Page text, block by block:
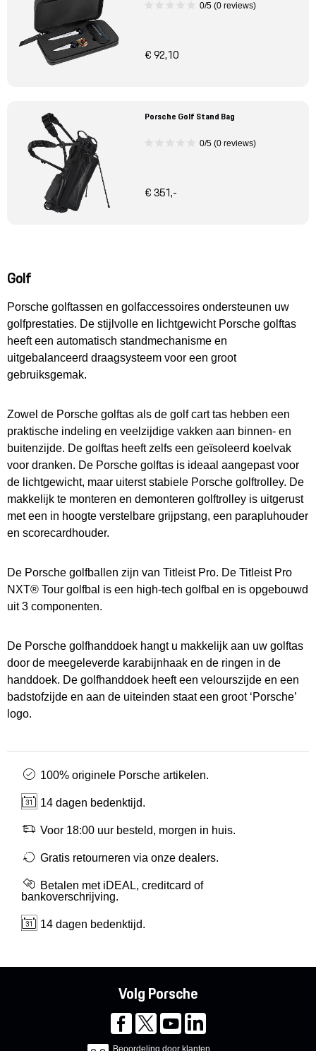
0/5 (0 reviews)
€ 92,10
Porsche Golf Stand Bag
0/5 (0 reviews)
€ 351,-
Golf
Porsche golftassen en golfaccessoires ondersteunen uw
golfprestaties. De stijlvolle en lichtgewicht Porsche golftas
heeft een automatisch standmechanisme en
uitgebalanceerd draagsysteem voor een groot
gebruiksgemak.
Zowel de Porsche golftas als de golf cart tas hebben een
praktische indeling en veelzijdige vakken aan binnen- en
buitenzijde. De golftas heeft zelfs een geïsoleerd koelvak
voor dranken. De Porsche golftas is ideaal aangepast voor
de lichtgewicht, maar uiterst stabiele Porsche golftrolley. De
makkelijk te monteren en demonteren golftrolley is uitgerust
met een in hoogte verstelbare grijpstang, een parapluhouder
en scorecardhouder.
De Porsche golfballen zijn van Titleist Pro. De Titleist Pro
NXT® Tour golfbal is een high-tech golfbal en is opgebouwd
uit 3 componenten.
De Porsche golfhanddoek hangt u makkelijk aan uw golftas
door de meegeleverde karabijnhaak en de ringen in de
handdoek. De golfhanddoek heeft een velourszijde en een
badstofzijde en aan de uiteinden staat een groot ‘Porsche’
logo.
100% originele Porsche artikelen.
14 dagen bedenktijd.
Voor 18:00 uur besteld, morgen in huis.
Gratis retourneren via onze dealers.
Betalen met iDEAL, creditcard of
bankoverschrijving.
14 dagen bedenktijd.
Volg Porsche
Beoordeling door klanten